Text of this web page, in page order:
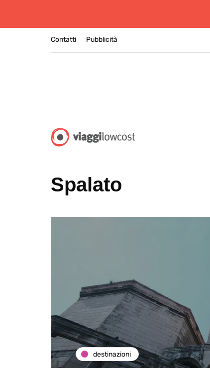
Contatti Pubblicità
Spalato
destinazioni